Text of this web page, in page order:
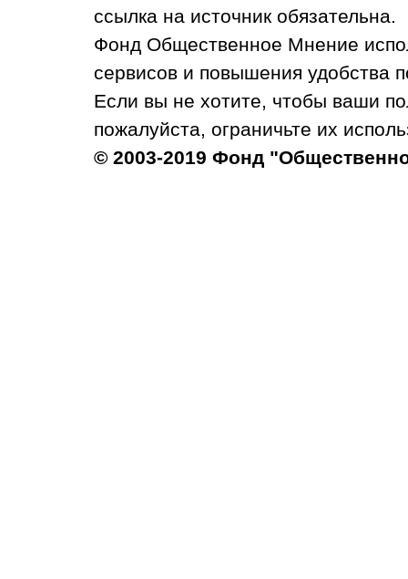
ссылка на источник обязательна.
Фонд Общественное Мнение
сервисов и повышения удобства
Если вы не хотите, чтобы ваши
пожалуйста, ограничьте их
© 2003-2019 Фонд